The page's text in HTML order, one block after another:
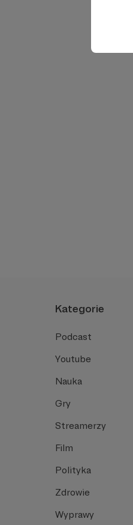
Kategorie
Podcast
Youtube
Nauka
Gry
Streamerzy
Film
Polityka
Zdrowie
Wyprawy